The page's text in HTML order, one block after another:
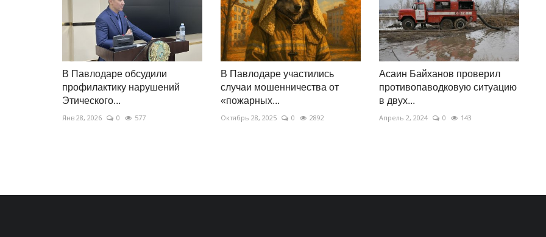
В Павлодаре обсудили
профилактику нарушений
Этического...
Янв 28, 2026 0 577
В Павлодаре участились
случаи мошенничества от
«пожарных...
Октябрь 28, 2025 0 2892
Асаин Байханов проверил
противопаводковую ситуацию
в двух...
Апрель 2, 2024 0 143